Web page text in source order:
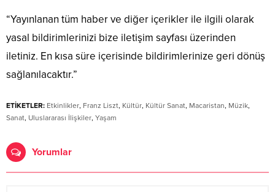
“Yayınlanan tüm haber ve diğer içerikler ile ilgili olarak
yasal bildirimlerinizi bize iletişim sayfası üzerinden
iletiniz. En kısa süre içerisinde bildirimlerinize geri dönüş
sağlanılacaktır.”
ETİKETLER: Etkinlikler, Franz Liszt, Kültür, Kültür Sanat, Macaristan, Müzik,
Sanat, Uluslararası İlişkiler, Yaşam
Yorumlar